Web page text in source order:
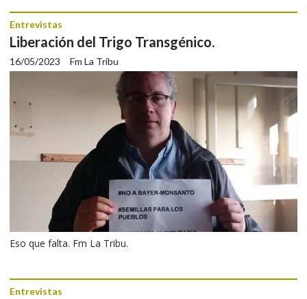
Liberación del Trigo Transgénico.
Fm La Tribu
Entrevistas
16/05/2023
Eso que falta. Fm La Tribu.
Entrevistas